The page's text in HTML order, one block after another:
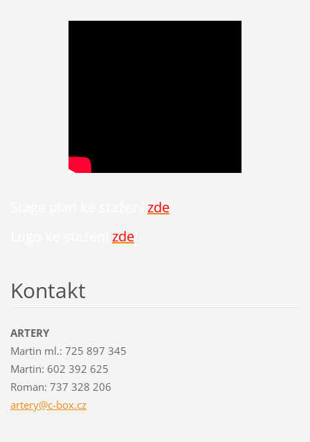
zde!
zde!
Kontakt
ARTERY
Martin ml.: 725 897 345
Martin: 602 392 625
Roman: 737 328 206
artery@c-box.cz